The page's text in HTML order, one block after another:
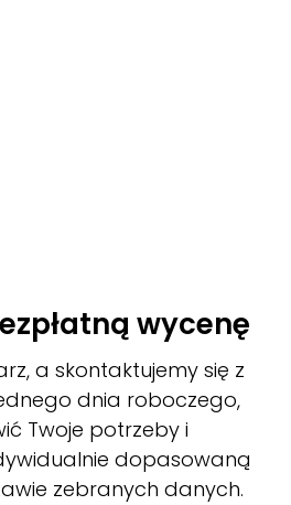
wycenę
a skontaktujemy się z
dnia roboczego,
Twoje potrzeby i
dopasowaną
zebranych danych.